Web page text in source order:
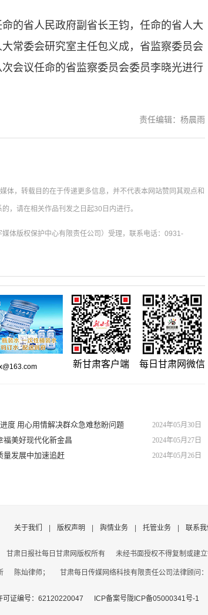
省人民政府副省长王钧，任命的省人大
常委会研究室主任包义成，省监察委员会
会议任命的省监察委员会委员李晓光进行
责任编辑：杨晨雨
体，转载目的在于传递更多信息，并不代表本网站赞同其观点和
，请在相关作品刊发之日起30日内进行。
体版权保护中心有限责任公司）受理，联系电话：0931-
新甘肃客户端 每日甘肃网微信
2024年05月30日
度 用心用情解决群众急难愁盼问题
2024年05月27日
福美好现代化新金昌
2024年05月26日
量发展中加速追赶
关于我们 版权声明 舆情业务 托管业务 联系我
甘肃日报社每日甘肃网版权所有 未经书面授权不得复制或建
所 陈灿律师； 甘肃每日传媒网络科技有限责任公司法律顾
可证编号：62120220047 ICP备案号陇ICP备05000341号-1